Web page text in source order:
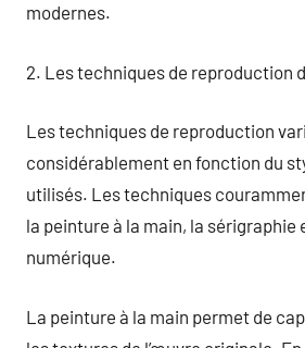
modernes.
2. Les techniques de reproduction
Les techniques de reproduction
considérablement en fonction du
utilisés. Les techniques
la peinture à la main, la sérigraphie
numérique.
La peinture à la main permet de